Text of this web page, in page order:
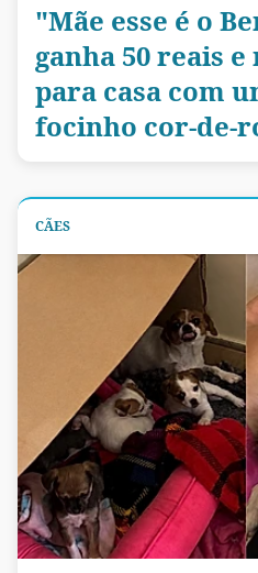
"Mãe esse é o
ganha 50 reais
para casa com
focinho cor-de-
CÃES